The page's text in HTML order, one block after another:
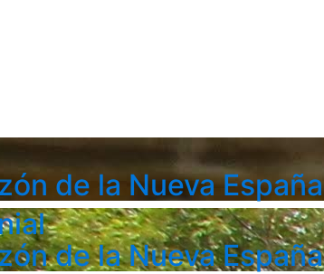
de la Nueva España
de la Nueva España